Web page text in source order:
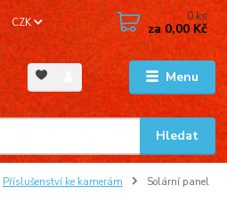
Menu
CZK
Hledat
0ks
za0,00 Kč
Příslušenství ke kamerám
Solární panel